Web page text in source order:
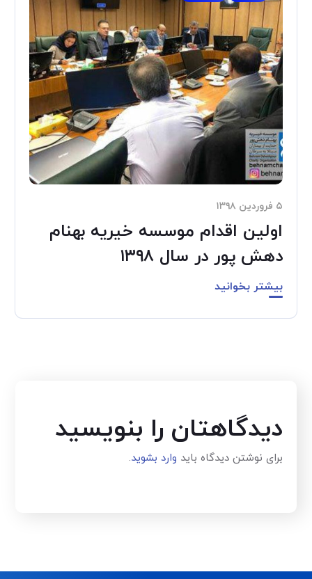
۵ فروردین ۱۳۹۸
اولین اقدام موسسه خیریه بهنام
دهش پور در سال ۱۳۹۸
بیشتر بخوانید
دیدگاهتان را بنویسید
برای نوشتن دیدگاه باید وارد بشوید.